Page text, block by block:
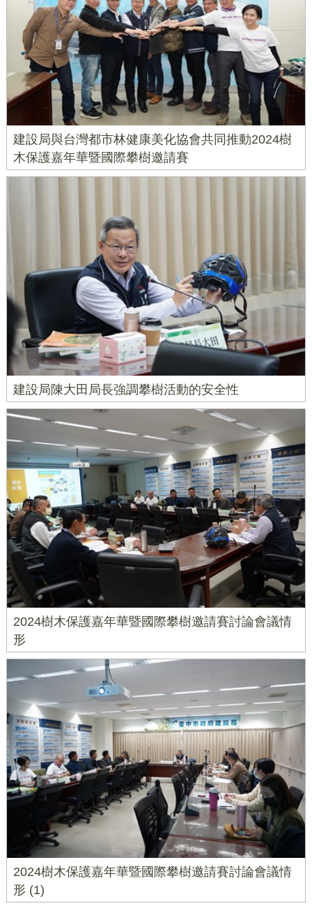
建設局與台灣都市林健康美化協會共同推動2024樹
木保護嘉年華暨國際攀樹邀請賽
建設局陳大田局長強調攀樹活動的安全性
2024樹木保護嘉年華暨國際攀樹邀請賽討論會議情
形
2024樹木保護嘉年華暨國際攀樹邀請賽討論會議情
形 (1)